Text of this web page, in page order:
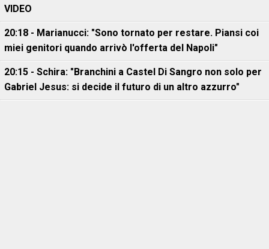
VIDEO
20:18 - Marianucci: "Sono tornato per restare. Piansi coi
miei genitori quando arrivò l'offerta del Napoli"
20:15 - Schira: "Branchini a Castel Di Sangro non solo per
Gabriel Jesus: si decide il futuro di un altro azzurro"